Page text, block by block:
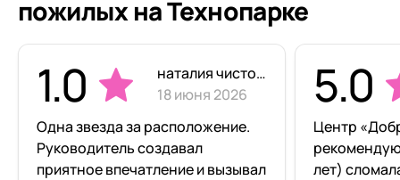
пожилых на Технопарке
1.0
наталия чистова
18 июня 2026
Одна звезда за расположение.
Руководитель создавал
приятное впечатление и вызывал
5.0
Центр
лет)